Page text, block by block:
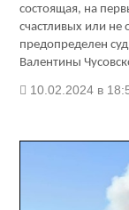
состоящая, на
счастливых или не
предопределен
Валентины
10.02.2024 в